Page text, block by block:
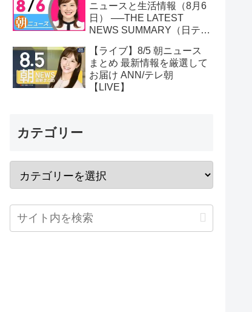
ニュースと生活情報（8月6
日） ──THE LATEST
NEWS SUMMARY（日テレ
【ライブ】8/5 朝ニュース
まとめ 最新情報を厳選して
お届け ANN/テレ朝
【LIVE】
カテゴリー